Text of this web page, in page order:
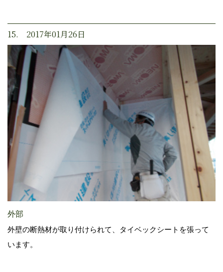
15. 2017年01月26日
外部
外壁の断熱材が取り付けられて、タイベックシートを張って
います。